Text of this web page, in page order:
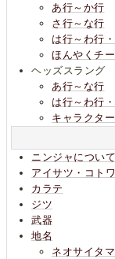
あ行～か行
さ行～な行
は行～わ行
ほんやくチ
ヘッズスラング
あ行～な行
は行～わ行
キャラクタ
ニンジャについて
アイサツ・コト
カラテ
ジツ
武器
地名
ネオサイタマ